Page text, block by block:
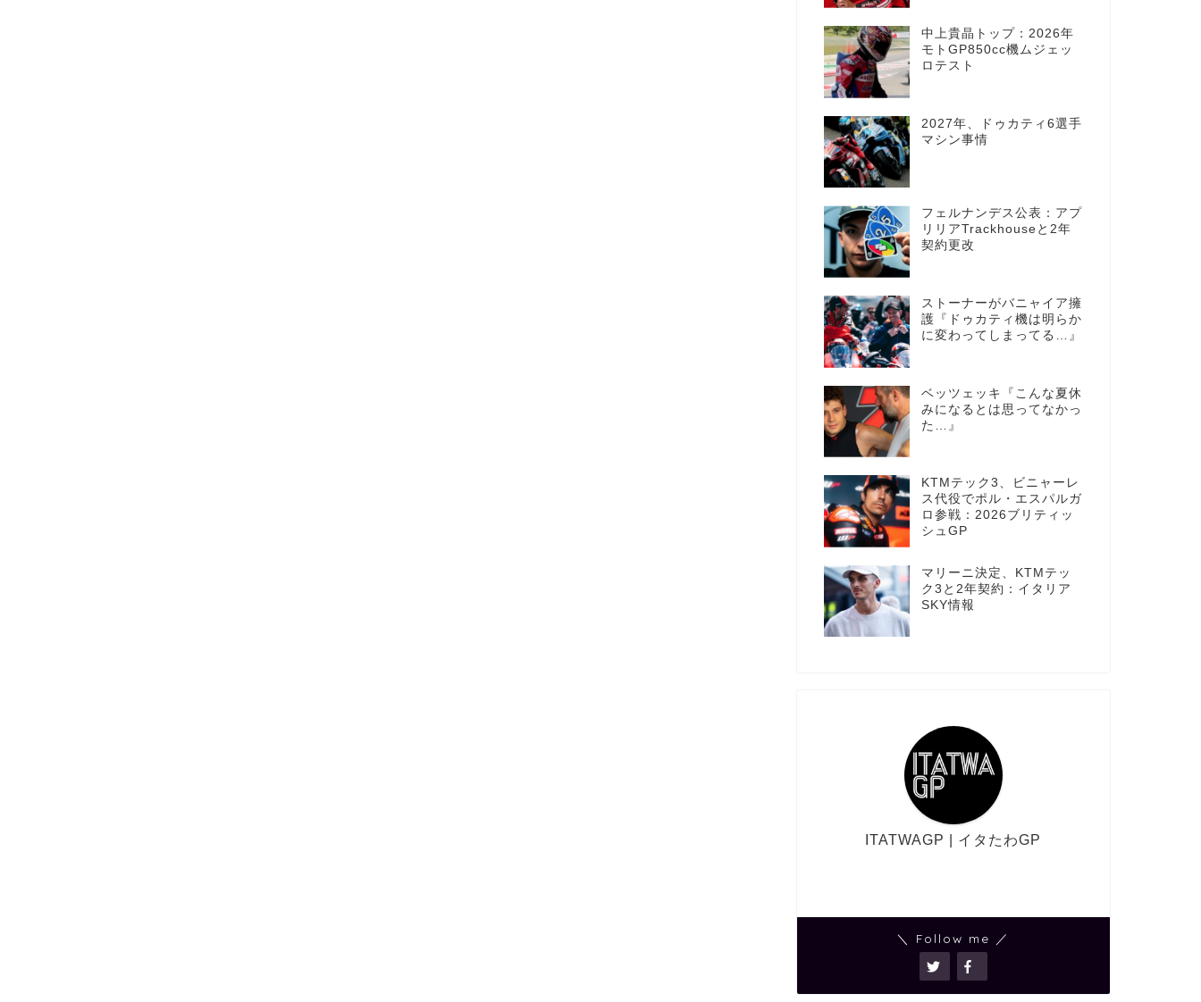
中上貴晶トップ：2026年
モトGP850cc機ムジェッ
ロテスト
2027年、ドゥカティ6選手
マシン事情
フェルナンデス公表：アプ
リリアTrackhouseと2年
契約更改
ストーナーがバニャイア擁
護『ドゥカティ機は明らか
に変わってしまってる…』
ベッツェッキ『こんな夏休
みになるとは思ってなかっ
た…』
KTMテック3、ビニャーレ
ス代役でポル・エスパルガ
ロ参戦：2026ブリティッ
シュGP
マリーニ決定、KTMテッ
ク3と2年契約：イタリア
SKY情報
ITATWAGP | イタたわGP
＼ Follow me ／